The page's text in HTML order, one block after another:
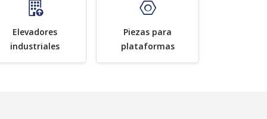
Elevadores
industriales
Piezas para
plataformas